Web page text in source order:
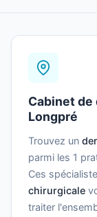
Cabinet
Longpré
Trouvez un
parmi les 1
Ces
chirurgicale
traiter